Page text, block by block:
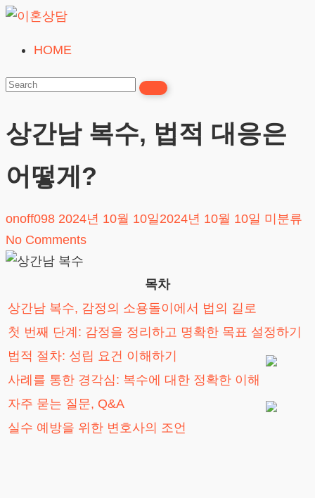
Skip
content
혼
담
24시간365일
HOME
상간남 복수, 법적 대응은
어떻게?
onoff098 2024년 10월 10일 2024년 10월 10일 미분류
No Comments
목차
상간남 복수, 감정의 소용돌이에서 법의 길로
첫 번째 단계: 감정을 정리하고 명확한 목표 설정하기
법적 절차: 성립 요건 이해하기
사례를 통한 경각심: 복수에 대한 정확한 이해
자주 묻는 질문, Q&A
실수 예방을 위한 변호사의 조언